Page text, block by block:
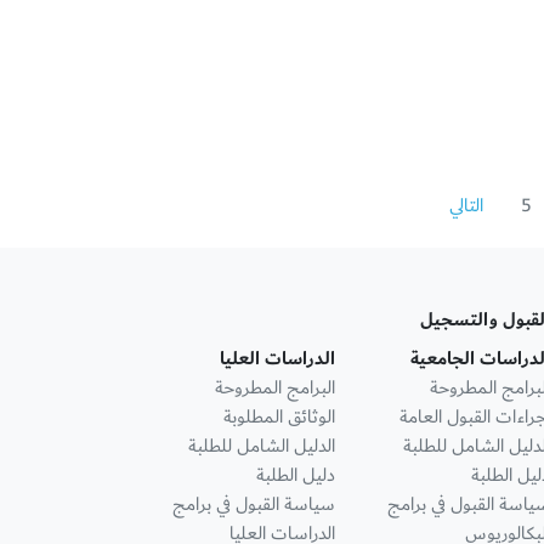
5 التالي
والتسجيل
الجامعية
المطروحة
القبول العامة
الشامل للطلبة
الطلبة
القبول في برامج
الدراسات العليا
البرامج المطروحة
الوثائق المطلوبة
الدليل الشامل للطلبة
دليل الطلبة
سياسة القبول في برامج
الدراسات العليا